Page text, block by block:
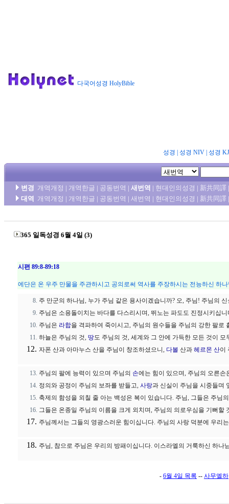
다국어성경 HolyBible
성경 성경 NIV| 성경
변경 개역개정 | 개역한글 | 공동번역 | 새번역 | 현대인의성경 | 新共同譯
대역
개역개정 | 개역한글 | 공동번역 | 새번역 | 현대인의성경 | 新共同譯
365 일독성경 6월 4일 (3)
시편 89:8-89:18
에단은 온 우주 만물을 주관하시고 공의로써 역사를 주장하시는 전능하신 하
주 만군의 하나님, 누가 주님 같은 용사이겠습니까? 오, 주님! 주님의
주님은 소용돌이치는 바다를 다스리시며, 뛰노는 파도도 진정시키십니
주님은 라합을 격파하여 죽이시고, 주님의 원수들을 주님의 강한 팔로
하늘은 주님의 것, 땅도 주님의 것, 세계와 그 안에 가득한 모든 것이
자폰 산과 아마누스 산을 주님이 창조하셨으니, 다볼 산과 헤르몬 산이
주님의 팔에 능력이 있으며 주님의 손에는 힘이 있으며, 주님의 오른손
정의와 공정이 주님의 보좌를 받들고, 사랑과 신실이 주님을 시중들며
축제의 함성을 외칠 줄 아는 백성은 복이 있습니다. 주님, 그들은 주님
그들은 온종일 주님의 이름을 크게 외치며, 주님의 의로우심을 기뻐할
주님께서는 그들의 영광스러운 힘이십니다. 주님의 사랑 덕분에 우리
주님, 참으로 주님은 우리의 방패이십니다. 이스라엘의 거룩하신 하나
- 6월 4일 목록 -- 사무엘하